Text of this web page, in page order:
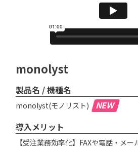
monolyst
製品名 / 機種名
monolyst(モノリスト)
NEW
導入メリット
【受注業務効率化】FAXや電話・メ